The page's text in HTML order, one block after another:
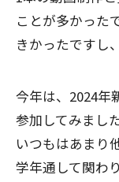
ことが多かった
きかったですし
今年は、2024年
参加してみました
いつもはあまり
学年通して関わ